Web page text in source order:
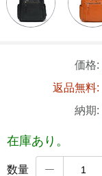
価格:
返品無料:
納期:
在庫あり。
数量 